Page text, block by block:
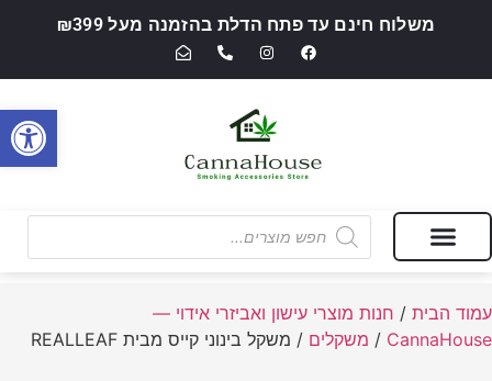
משלוח חינם עד פתח הדלת בהזמנה מעל ₪399
עמוד הבית / חנות מוצרי עישון ואביזרי אידוי —
CannaHouse
/ משקלים / משקל בינוני קייס מבית REALLEAF
פתח